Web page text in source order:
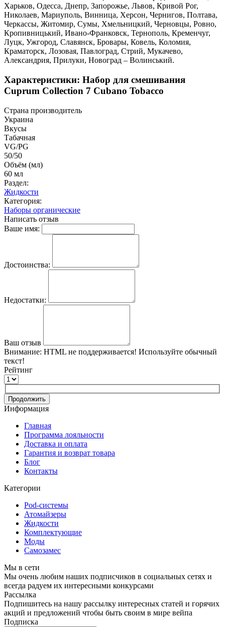
Харьков, Одесса, Днепр, Запорожье, Львов, Кривой Рог,
Николаев, Мариуполь, Винница, Херсон, Чернигов, Полтава,
Черкассы, Житомир, Сумы, Хмельницкий, Черновцы, Ровно,
Кропивницький, Ивано-Франковск, Тернополь, Кременчуг,
Луцк, Ужгород, Славянск, Бровары, Ковель, Коломия,
Краматорск, Лозовая, Павлоград, Стрий, Мукачево,
Александрия, Прилуки, Новоград – Волинський.
Характеристики: Набор для смешивания
Cuprum Collection 7 Cubano Tobacco
Страна производитель
Украина
Вкусы
Табачная
VG/PG
50/50
Объём (мл)
60 мл
Раздел:
Жидкости
Категория:
Наборы органические
Написать отзыв
Ваше имя:
Достоинства:
Недостатки:
Ваш отзыв
Внимание: HTML не поддерживается! Используйте обычный
текст!
Рейтинг
Продолжить
Информация
Главная
Программа лояльности
Доставка и оплата
Гарантия и возврат товара
Блог
Контакты
Категории
Pod-системы
Атомайзеры
Жидкости
Комплектующие
Моды
Самозамес
Мы в сети
Мы очень любим наших подписчиков в социальных сетях и
всегда радуем их интересными конкурсами
Рассылка
Подпишитесь на нашу рассылку интересных статей и горячих
акций и предложений чтобы быть своим в мире вейпа
Подписка